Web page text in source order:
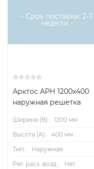
- Срок поставки: 2-3
недели -
Арктос АРН 1200x400
наружная решетка
Ширина (B):
1200 мм
Высота (А):
400 мм
Тип.:
Наружная
Рег. расх. возд.:
Нет